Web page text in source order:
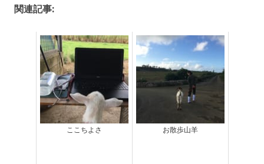
関連記事:
ここちよさ お散歩山羊